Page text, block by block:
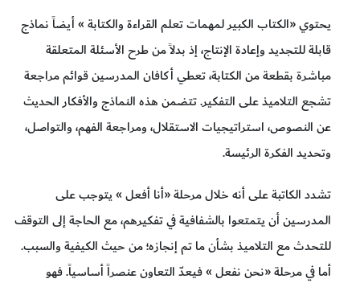
يحتوي «الكتاب الكبير لمهمات تعلم القراءة والكتابة » أيضاً نماذج
قابلة للتجديد وإعادة الإنتاج، إذ بدلاً من طرح الأسئلة المتعلقة
مباشرة بقطعة من الكتابة، تعطي أكافان المدرسين قوائم مراجعة
تشجع التلاميذ على التفكير. تتضمن هذه النماذج والأفكار الحديث
عن النصوص، استراتيجيات الاستقلال، ومراجعة الفهم، والتواصل،
وتحديد الفكرة الرئيسة.
تشدد الكاتبة على أنه خلال مرحلة «أنا أفعل » يتوجب على
المدرسين أن يتمتعوا بالشفافية في تفكيرهم، مع الحاجة إلى التوقف
للتحدث مع التلاميذ بشأن ما تم إنجازه؛ من حيث الكيفية والسبب.
أما في مرحلة «نحن نفعل » فيعدّ التعاون عنصراً أساسياً. فهو